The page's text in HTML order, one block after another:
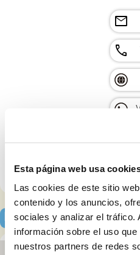
Esta página web usa
Las cookies de este sitio
contenido y los anuncios,
sociales y analizar el tráfico.
información sobre el uso
nuestros partners de redes
mail
call
Localización y horarios